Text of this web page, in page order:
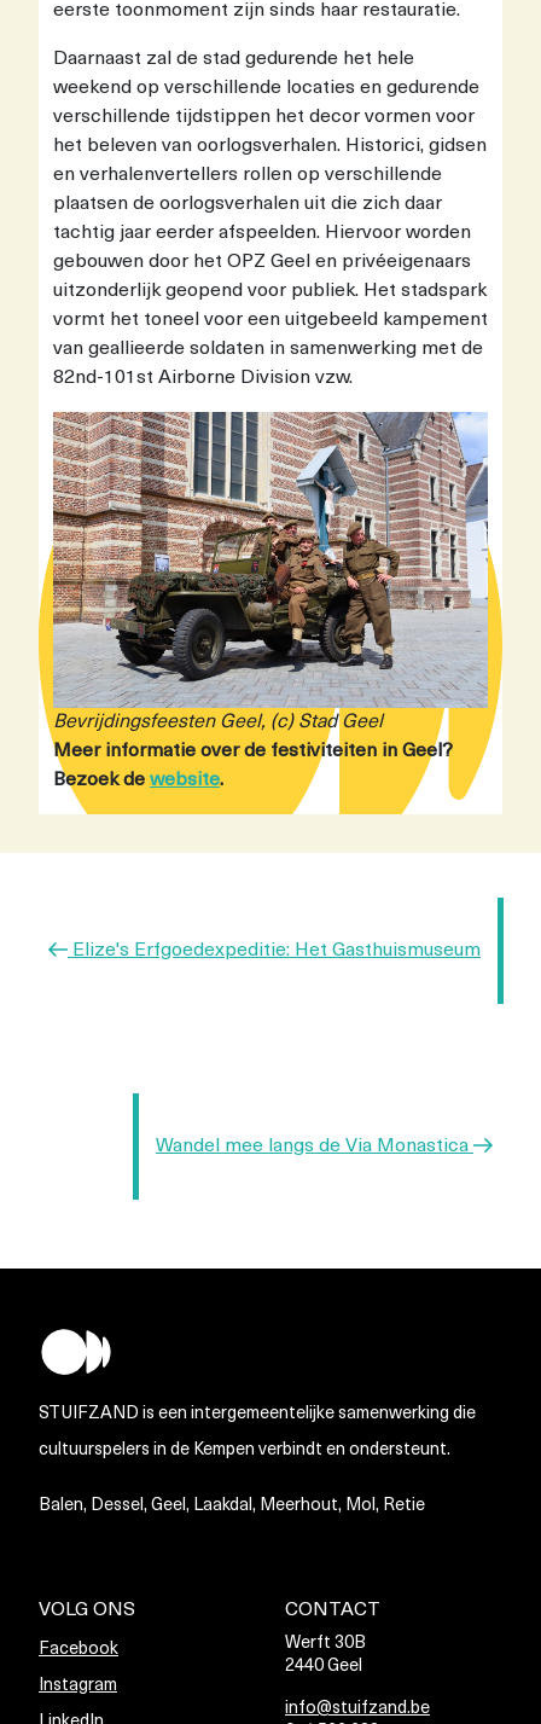
eerste toonmoment zijn sinds haar restauratie.
Daarnaast zal de stad gedurende het hele
weekend op verschillende locaties en gedurende
verschillende tijdstippen het decor vormen voor
het beleven van oorlogsverhalen. Historici, gidsen
en verhalenvertellers rollen op verschillende
plaatsen de oorlogsverhalen uit die zich daar
tachtig jaar eerder afspeelden. Hiervoor worden
gebouwen door het OPZ Geel en privéeigenaars
uitzonderlijk geopend voor publiek. Het stadspark
vormt het toneel voor een uitgebeeld kampement
van geallieerde soldaten in samenwerking met de
82nd-101st Airborne Division vzw.
Bevrijdingsfeesten Geel, (c) Stad Geel
Meer informatie over de festiviteiten in Geel?
Bezoek de website.
VorigElize's Erfgoedexpeditie: Het Gasthuismuseum
Volgend
Wandel mee langs de Via Monastica
STUIFZAND is een intergemeentelijke samenwerking die
cultuurspelers in de Kempen verbindt en ondersteunt.
Balen, Dessel, Geel, Laakdal, Meerhout, Mol, Retie
VOLG ONS
Facebook
Instagram
CONTACT
Werft 30B
2440 Geel
info@stuifzand.be